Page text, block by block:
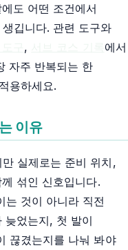
도 어떤 조건에서
깁니다. 관련 도구와
,
에서
자주 반복되는 한
용하세요.
이유
실제로는 준비 위치,
섞인 신호입니다.
는 것이 아니라 직전
늦었는지, 첫 발이
끊겼는지를 나눠 봐야